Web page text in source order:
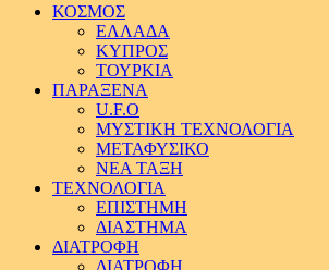
ΚΟΣΜΟΣ
ΕΛΛΑΔΑ
ΚΥΠΡΟΣ
ΤΟΥΡΚΙΑ
ΠΑΡΑΞΕΝΑ
U.F.O
ΜΥΣΤΙΚΗ ΤΕΧΝΟΛΟΓΙΑ
ΜΕΤΑΦΥΣΙΚΟ
ΝΕΑ ΤΑΞΗ
ΤΕΧΝΟΛΟΓΙΑ
ΕΠΙΣΤΗΜΗ
ΔΙΑΣΤΗΜΑ
ΔΙΑΤΡΟΦΗ
ΔΙΑΤΡΟΦΗ